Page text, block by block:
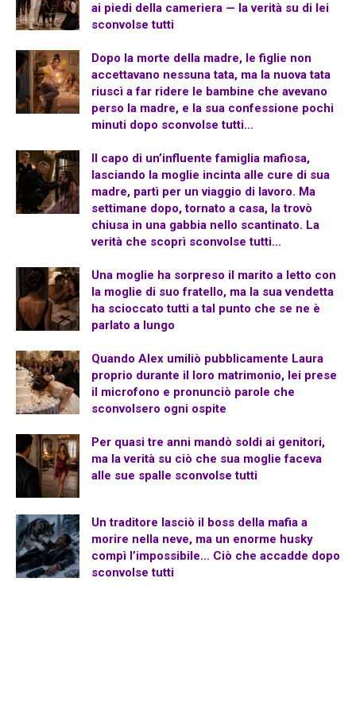
ai piedi della cameriera — la verità su di lei
sconvolse tutti
Dopo la morte della madre, le figlie non
accettavano nessuna tata, ma la nuova tata
riuscì a far ridere le bambine che avevano
perso la madre, e la sua confessione pochi
minuti dopo sconvolse tutti…
Il capo di un’influente famiglia mafiosa,
lasciando la moglie incinta alle cure di sua
madre, partì per un viaggio di lavoro. Ma
settimane dopo, tornato a casa, la trovò
chiusa in una gabbia nello scantinato. La
verità che scoprì sconvolse tutti…
Una moglie ha sorpreso il marito a letto con
la moglie di suo fratello, ma la sua vendetta
ha scioccato tutti a tal punto che se ne è
parlato a lungo
Quando Alex umiliò pubblicamente Laura
proprio durante il loro matrimonio, lei prese
il microfono e pronunciò parole che
sconvolsero ogni ospite
Per quasi tre anni mandò soldi ai genitori,
ma la verità su ciò che sua moglie faceva
alle sue spalle sconvolse tutti
Un traditore lasciò il boss della mafia a
morire nella neve, ma un enorme husky
compì l’impossibile… Ciò che accadde dopo
sconvolse tutti